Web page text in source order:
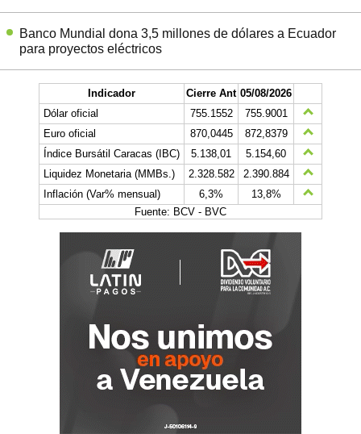
Banco Mundial dona 3,5 millones de dólares a Ecuador
para proyectos eléctricos
Indicador Cierre Ant 05/08/2026
Dólar oficial
755.1552
755.9001
Euro oficial
870,0445
872,8379
Índice Bursátil Caracas (IBC)
5.138,01
5.154,60
Liquidez Monetaria (MMBs.)
2.328.582
2.390.884
Inflación (Var% mensual)
6,3%
13,8%
Fuente: BCV - BVC